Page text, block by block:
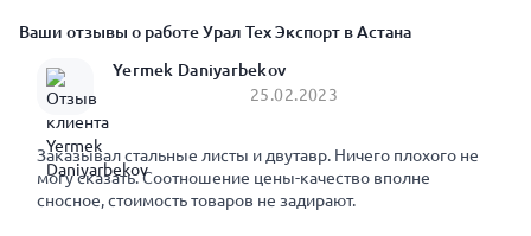
Ваши отзывы о работе Урал Тех Экспорт в Астана
Yermek Daniyarbekov
25.02.2023
Заказывал стальные листы и двутавр. Ничего плохого не
могу сказать. Соотношение цены-качество вполне
сносное, стоимость товаров не задирают.